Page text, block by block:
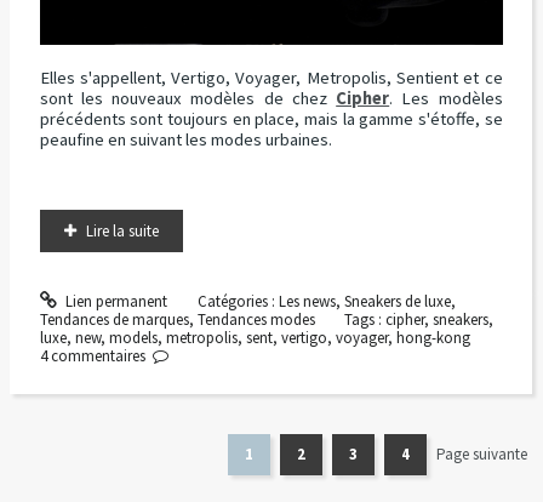
Elles s'appellent, Vertigo, Voyager, Metropolis, Sentient et ce
sont les nouveaux modèles de chez Cipher. Les modèles
précédents sont toujours en place, mais la gamme s'étoffe, se
peaufine en suivant les modes urbaines.
Lire la suite
Lien permanent Catégories : Les news, Sneakers de luxe,
Tendances de marques, Tendances modes Tags :cipher,sneakers,
luxe, new, models, metropolis, sent, vertigo, voyager, hong-kong
4 commentaires
1 2 3 4 Page suivante